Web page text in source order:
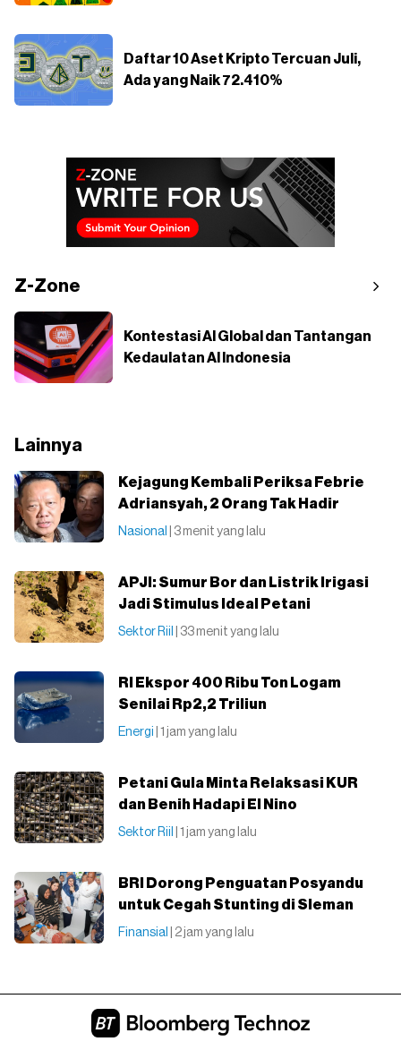
Daftar 10 Aset Kripto Tercuan Juli,
Ada yang Naik 72.410%
Z-Zone
Kontestasi AI Global dan Tantangan
Kedaulatan AI Indonesia
Lainnya
Kejagung Kembali Periksa Febrie
Adriansyah, 2 Orang Tak Hadir
Nasional | 3 menit yang lalu
APJI: Sumur Bor dan Listrik Irigasi
Jadi Stimulus Ideal Petani
Sektor Riil | 33 menit yang lalu
RI Ekspor 400 Ribu Ton Logam
Senilai Rp2,2 Triliun
Energi | 1 jam yang lalu
Petani Gula Minta Relaksasi KUR
dan Benih Hadapi El Nino
Sektor Riil | 1 jam yang lalu
BRI Dorong Penguatan Posyandu
untuk Cegah Stunting di Sleman
Finansial | 2 jam yang lalu